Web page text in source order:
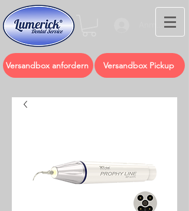
Anmelden
Versandbox anfordern Versandbox Pickup